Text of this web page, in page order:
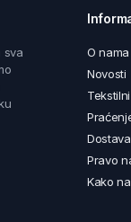
sva
O nama
Novosti
Pravo
Kako